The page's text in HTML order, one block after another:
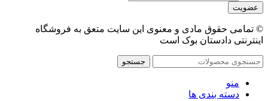
© تمامی حقوق مادی و معنوی این سایت متعق به فروشگاه
اینترنتی دادستان بوک است
جستجو
منو
دسته بندی ها